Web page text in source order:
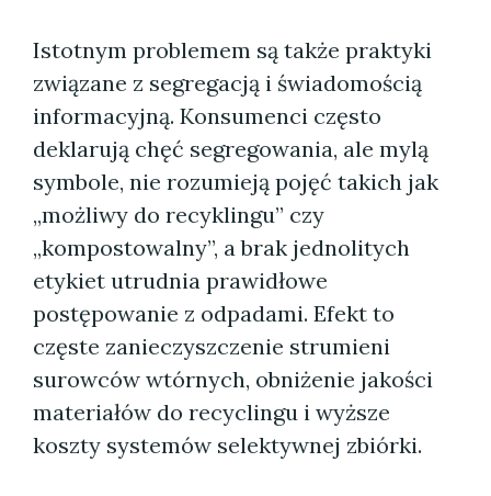
Istotnym problemem są także praktyki
związane z segregacją i świadomością
informacyjną. Konsumenci często
deklarują chęć segregowania, ale mylą
symbole, nie rozumieją pojęć takich jak
„możliwy do recyklingu” czy
„kompostowalny”, a brak jednolitych
etykiet utrudnia prawidłowe
postępowanie z odpadami. Efekt to
częste zanieczyszczenie strumieni
surowców wtórnych, obniżenie jakości
materiałów do recyclingu i wyższe
koszty systemów selektywnej zbiórki.